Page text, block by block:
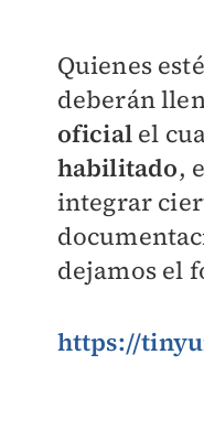
Quienes
deberán
oficialel
habilitado,
integrar
dejamos el
https://